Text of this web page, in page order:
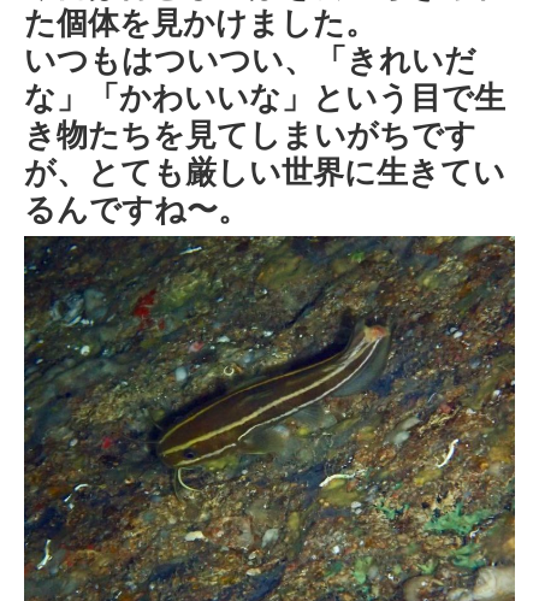
た個体を見かけました。
いつもはついつい、「きれいだ
な」「かわいいな」という目で生
き物たちを見てしまいがちです
が、とても厳しい世界に生きてい
るんですね〜。